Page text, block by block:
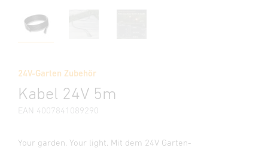
24V-Garten Zubehör
Kabel 24V 5m
EAN 4007841089290
Your garden. Your light. Mit dem 24V Garten-